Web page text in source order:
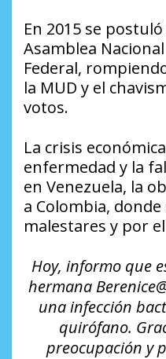
En 2015 se
Asamblea
Federal,
la MUD y el
votos.
La crisis
enfermedad y la
en Venezuela, la
a Colombia,
malestares y por
Hoy, informo que
hermana
una infección
quirófano.
preocupación y